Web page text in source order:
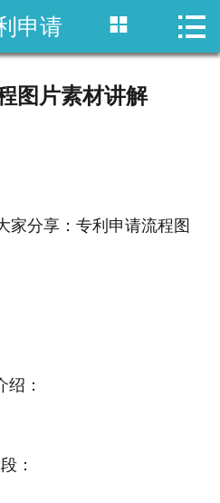
 首页
申请  
图片素材讲解
家分享：专利申请流程图
：
：